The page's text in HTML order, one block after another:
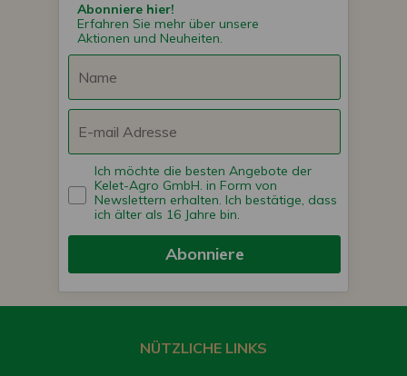
Abonniere hier!
Erfahren Sie mehr über unsere
Aktionen und Neuheiten.
Ich möchte die besten Angebote der
Kelet-Agro GmbH. in Form von
Newslettern erhalten. Ich bestätige, dass
ich älter als 16 Jahre bin.
Abonniere
NÜTZLICHE LINKS